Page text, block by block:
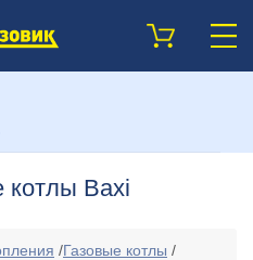
котлы Baxi
/Газовые котлы /